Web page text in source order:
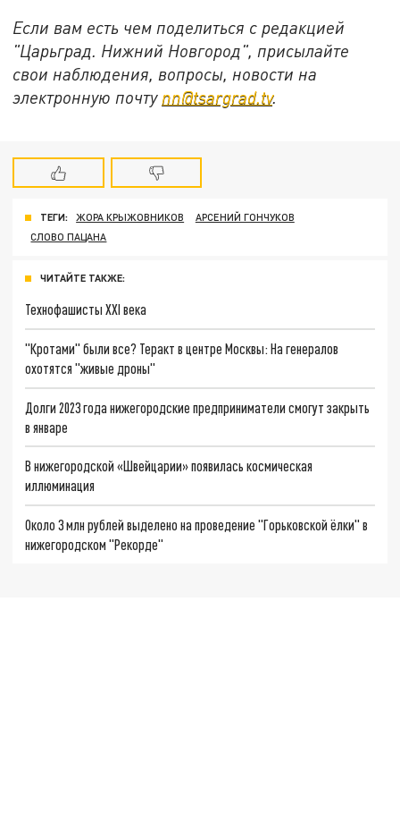
Если вам есть чем поделиться с редакцией
"Царьград. Нижний Новгород", присылайте
свои наблюдения, вопросы, новости на
электронную почту nn@tsargrad.tv.
ТЕГИ: ЖОРА КРЫЖОВНИКОВ
АРСЕНИЙ ГОНЧУКОВ
СЛОВО ПАЦАНА
ЧИТАЙТЕ ТАКЖЕ:
Технофашисты XXI века
"Кротами" были все? Теракт в центре Москвы: На генералов
охотятся "живые дроны"
Долги 2023 года нижегородские предприниматели смогут закрыть
в январе
В нижегородской «Швейцарии» появилась космическая
иллюминация
Около 3 млн рублей выделено на проведение "Горьковской ёлки" в
нижегородском "Рекорде"